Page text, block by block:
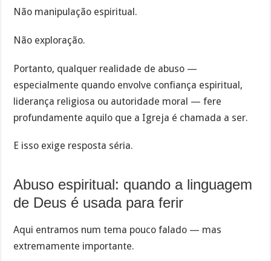
Não manipulação espiritual.
Não exploração.
Portanto, qualquer realidade de abuso —
especialmente quando envolve confiança espiritual,
liderança religiosa ou autoridade moral — fere
profundamente aquilo que a Igreja é chamada a ser.
E isso exige resposta séria.
Abuso espiritual: quando a linguagem
de Deus é usada para ferir
Aqui entramos num tema pouco falado — mas
extremamente importante.